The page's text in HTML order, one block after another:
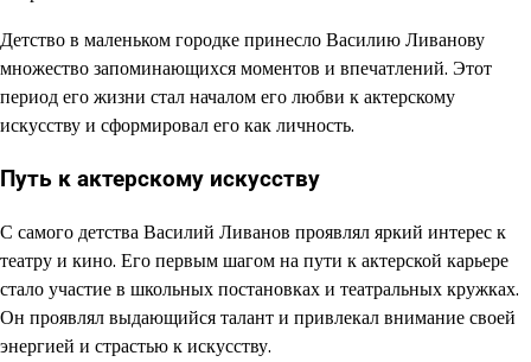
Детство в маленьком городке принесло Василию Ливанову
множество запоминающихся моментов и впечатлений. Этот
период его жизни стал началом его любви к актерскому
искусству и сформировал его как личность.
Путь к актерскому искусству
С самого детства Василий Ливанов проявлял яркий интерес к
театру и кино. Его первым шагом на пути к актерской карьере
стало участие в школьных постановках и театральных кружках.
Он проявлял выдающийся талант и привлекал внимание своей
энергией и страстью к искусству.